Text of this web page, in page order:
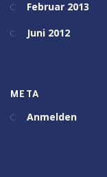
Februar 2013
Juni 2012
META
Anmelden